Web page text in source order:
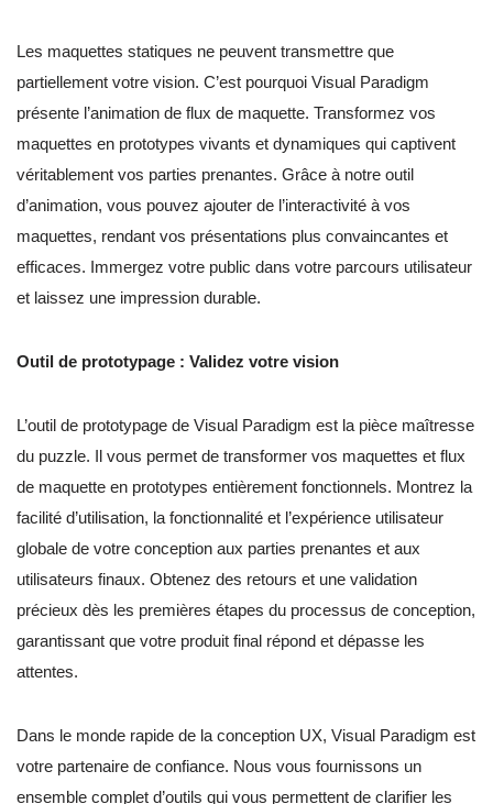
Les maquettes statiques ne peuvent transmettre que
partiellement votre vision. C’est pourquoi Visual Paradigm
présente l’animation de flux de maquette. Transformez vos
maquettes en prototypes vivants et dynamiques qui captivent
véritablement vos parties prenantes. Grâce à notre outil
d’animation, vous pouvez ajouter de l’interactivité à vos
maquettes, rendant vos présentations plus convaincantes et
efficaces. Immergez votre public dans votre parcours utilisateur
et laissez une impression durable.
Outil de prototypage : Validez votre vision
L’outil de prototypage de Visual Paradigm est la pièce maîtresse
du puzzle. Il vous permet de transformer vos maquettes et flux
de maquette en prototypes entièrement fonctionnels. Montrez la
facilité d’utilisation, la fonctionnalité et l’expérience utilisateur
globale de votre conception aux parties prenantes et aux
utilisateurs finaux. Obtenez des retours et une validation
précieux dès les premières étapes du processus de conception,
garantissant que votre produit final répond et dépasse les
attentes.
Dans le monde rapide de la conception UX, Visual Paradigm est
votre partenaire de confiance. Nous vous fournissons un
ensemble complet d’outils qui vous permettent de clarifier les